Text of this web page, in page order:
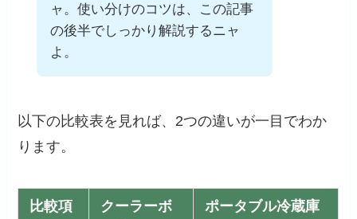
ャ。使い分けのコツは、この記事
の後半でしっかり解説するニャ
よ。
以下の比較表を見れば、2つの違いが一目でわか
ります。
比較項
クーラーボ
ポータブル冷蔵庫